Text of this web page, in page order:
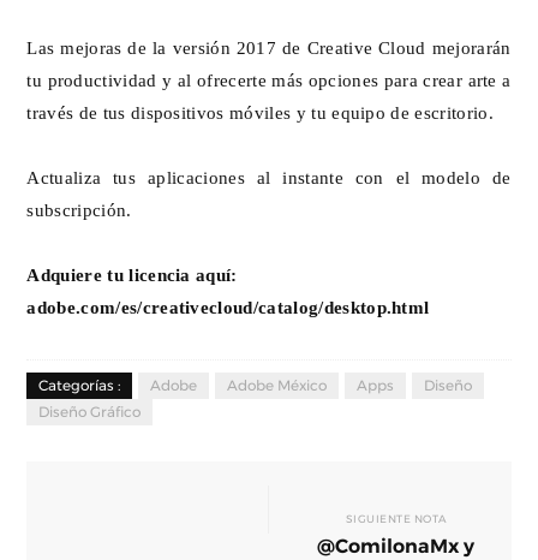
Las mejoras de la versión 2017 de Creative Cloud mejorarán
tu productividad y al ofrecerte más opciones para crear arte a
través de tus dispositivos móviles y tu equipo de escritorio.
Actualiza tus aplicaciones al instante con el modelo de
subscripción.
Adquiere tu licencia aquí:
adobe.com/es/creativecloud/catalog/desktop.html
Categorías : Adobe Adobe México Apps
Diseño
Diseño Gráfico
SIGUIENTE NOTA
@ComilonaMx y